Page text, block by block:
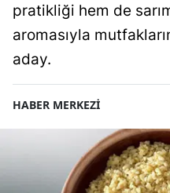
pratikliği hem de
aromasıyla
aday.
HABER MERKEZİ